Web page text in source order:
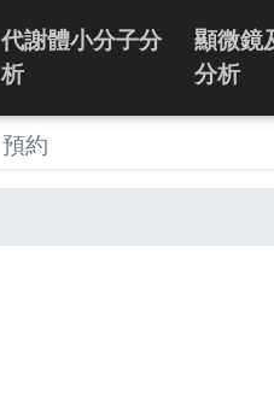
代謝體小分子分
析
顯微鏡
分析
預約